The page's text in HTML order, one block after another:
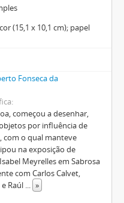
(15,1 x 10,1 cm); papel
Fonseca da
começou a desenhar,
por influência de
com o qual manteve
na exposição de
Meyrelles em Sabrosa
com Carlos Calvet,
Raúl ... »